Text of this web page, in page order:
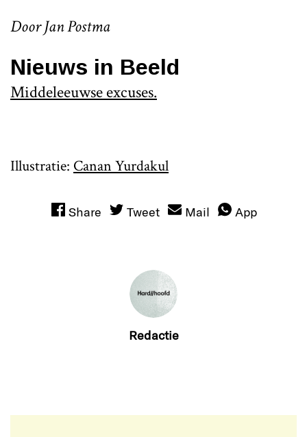
Door Jan Postma
Nieuws in Beeld
Middeleeuwse excuses.
Illustratie: Canan Yurdakul
Share Tweet Mail App
Redactie